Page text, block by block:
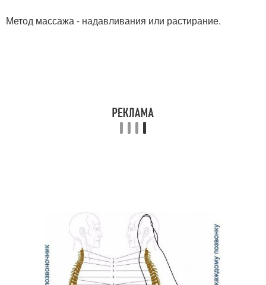
Метод массажа - надавливания или растирание.